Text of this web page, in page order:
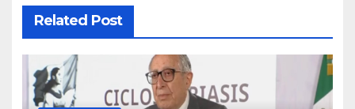
Related Post